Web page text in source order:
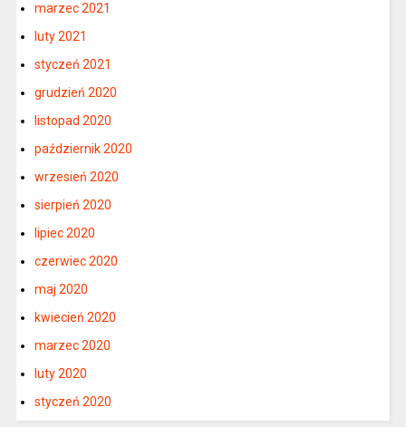
marzec 2021
luty 2021
styczeń 2021
grudzień 2020
listopad 2020
październik 2020
wrzesień 2020
sierpień 2020
lipiec 2020
czerwiec 2020
maj 2020
kwiecień 2020
marzec 2020
luty 2020
styczeń 2020